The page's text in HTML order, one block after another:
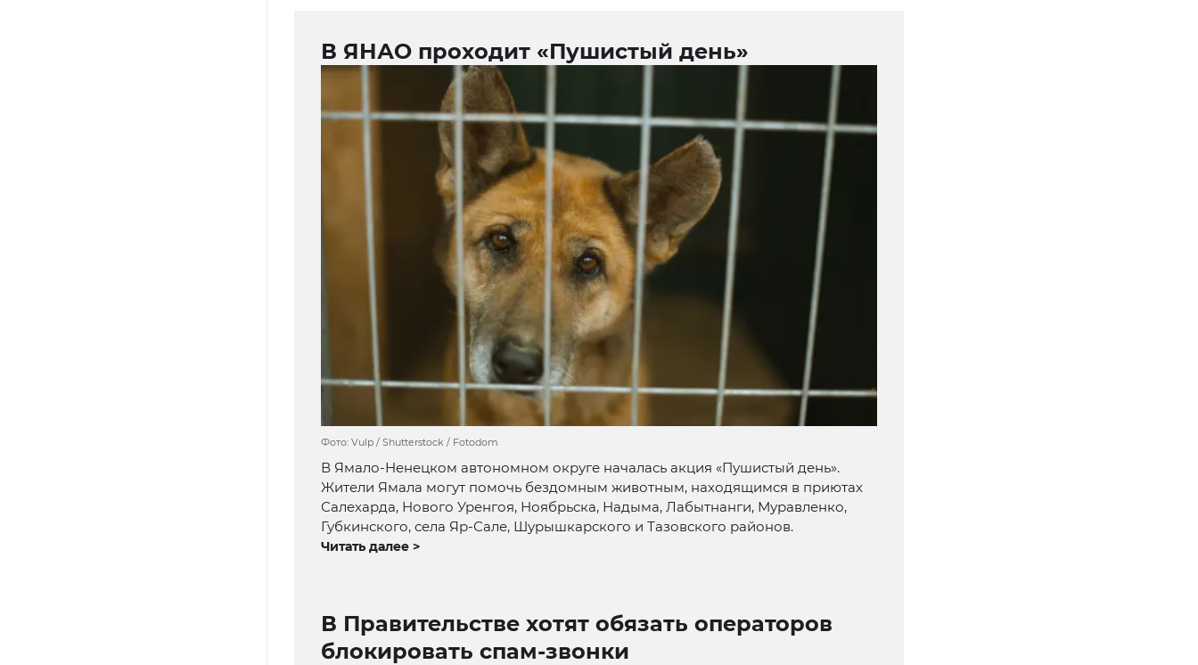
В ЯНАО проходит «Пушистый день»
Фото: Vulp / Shutterstock / Fotodom
В Ямало-Ненецком автономном округе началась акция «Пушистый день».
Жители Ямала могут помочь бездомным животным, находящимся в приютах
Салехарда, Нового Уренгоя, Ноябрьска, Надыма, Лабытнанги, Муравленко,
Губкинского, села Яр-Сале, Шурышкарского и Тазовского районов.
Читать далее >
В Правительстве хотят обязать операторов
блокировать спам-звонки